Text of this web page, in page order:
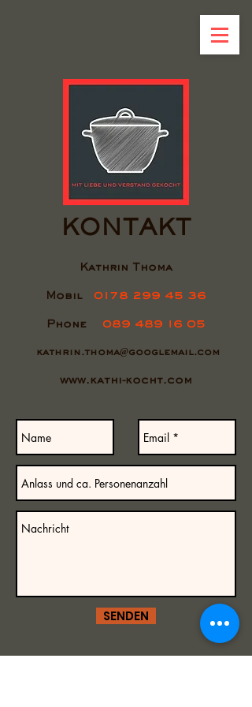
KONTAKT
Kathrin Thoma
Mobil 0178 299 45 36
Phone 089 489 16 05
kathrin.thoma@googlemail.com
www.kathi-kocht.com
SENDEN